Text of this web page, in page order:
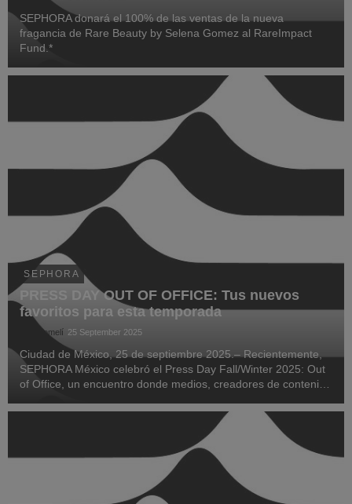
SEPHORA donará el 100% de las ventas de la nueva
fragancia de Rare Beauty by Selena Gomez al RareImpact
Fund.*
SEPHORA
PRESS DAY OUT OF OFFICE: Tus nuevos
favoritos para esta temporada
Saúl Lomelí 25 September 2025
Ciudad de México, 25 de septiembre 2025.– Recientemente,
SEPHORA México celebró el Press Day Fall/Winter 2025: Out
of Office, un encuentro donde medios, creadores de contenido
marcarán la temporada.